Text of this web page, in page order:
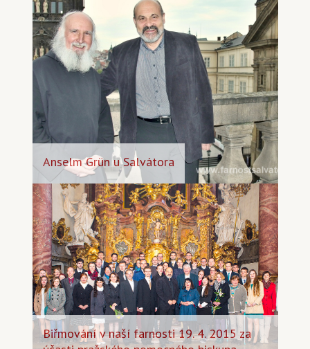
Anselm Grün u Salvátora
Biřmování v naší farnosti 19. 4. 2015 za